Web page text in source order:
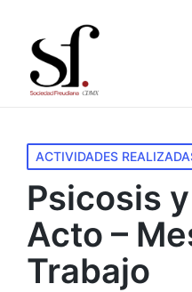
Publicado
en
ACTIVIDADES
Psicosis
Acto –
Trabajo